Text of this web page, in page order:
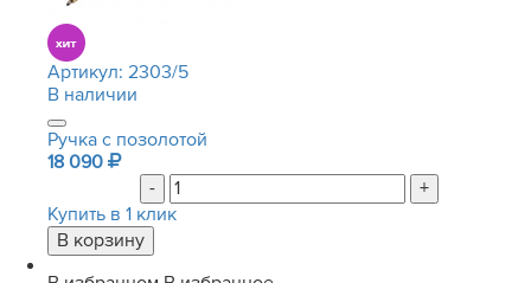
Артикул: 2303/5
В наличии
Ручка с позолотой
18 090
-
+
Купить в 1 клик